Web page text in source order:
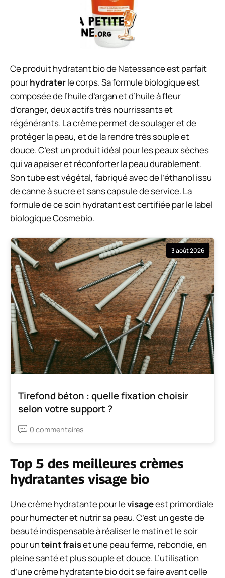
Ce produit hydratant bio de Natessance est parfait
pourhydraterle corps. Sa formule biologique est
composée de l’huile d’argan et d’huile à fleur
d’oranger, deux actifs très nourrissants et
régénérants. La crème permet de soulager et de
protéger la peau, et de la rendre très souple et
douce. C’est un produit idéal pour les peaux sèches
qui va apaiser et réconforter la peau durablement.
Son tube est végétal, fabriqué avec de l’éthanol issu
de canne à sucre et sans capsule de service. La
formule de ce soin hydratant est certifiée par le label
biologique Cosmebio.
3 août 2026
Tirefond béton : quelle fixation choisir
selon votre support ?
0 commentaires
Top 5 des meilleures crèmes
hydratantes visage bio
Une crème hydratante pour levisageest primordiale
pour humecter et nutrir sa peau. C’est un geste de
beauté indispensable à réaliser le matin et le soir
pour unteint fraiset une peau ferme, rebondie, en
pleine santé et plus souple et douce. L’utilisation
d’une crème hydratante bio doit se faire avant celle